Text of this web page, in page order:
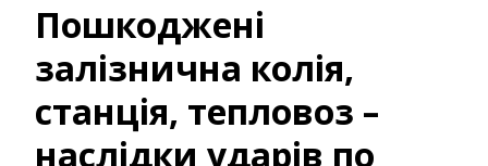
Пошкоджені
залізнична колія,
станція, тепловоз –
наслідки ударів по